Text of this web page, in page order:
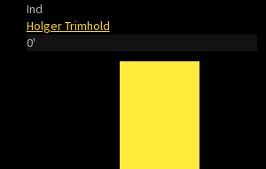
Ind
Holger Trimhold
0'